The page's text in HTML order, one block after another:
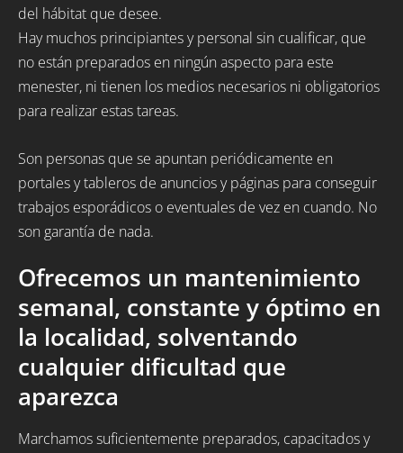
del hábitat que desee.
Hay muchos principiantes y personal sin cualificar, que
no están preparados en ningún aspecto para este
menester, ni tienen los medios necesarios ni obligatorios
para realizar estas tareas.
Son personas que se apuntan periódicamente en
portales y tableros de anuncios y páginas para conseguir
trabajos esporádicos o eventuales de vez en cuando. No
son garantía de nada.
Ofrecemos un mantenimiento
semanal, constante y óptimo en
la localidad, solventando
cualquier dificultad que
aparezca
Marchamos suficientemente preparados, capacitados y